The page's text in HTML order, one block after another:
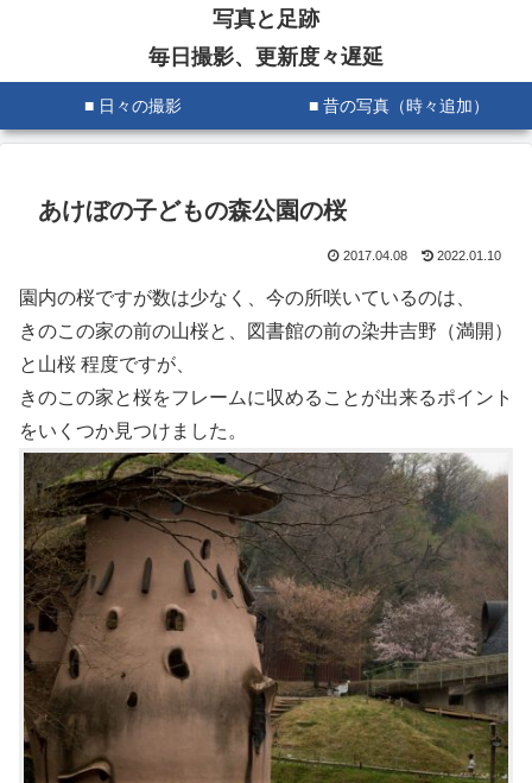
写真と足跡
毎日撮影、更新度々遅延
■ 日々の撮影 ■ 昔の写真（時々追加）
あけぼの子どもの森公園の桜
2017.04.08 2022.01.10
園内の桜ですが数は少なく、今の所咲いているのは、
きのこの家の前の山桜と、図書館の前の染井吉野（満開）
と山桜 程度ですが、
きのこの家と桜をフレームに収めることが出来るポイント
をいくつか見つけました。